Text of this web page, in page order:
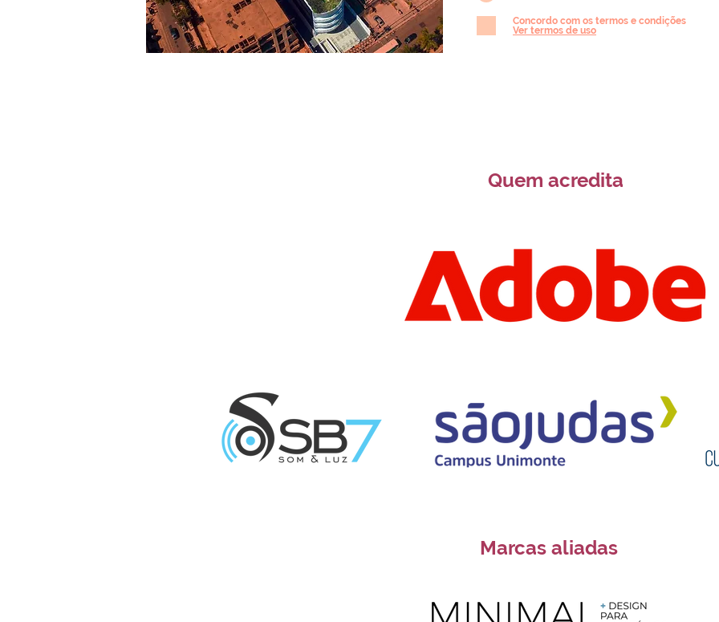
Concordo com os termos e condições
Ver termos de uso
Quem acredita
Marcas aliadas